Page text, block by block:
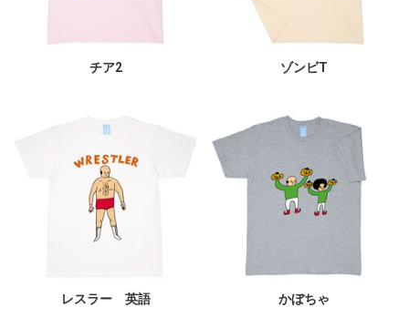
チア2 ゾンビT
レスラー 英語 かぼちゃ